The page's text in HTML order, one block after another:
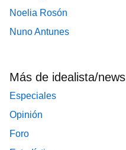
Noelia Rosón
Nuno Antunes
Más de idealista/news
Especiales
Opinión
Foro